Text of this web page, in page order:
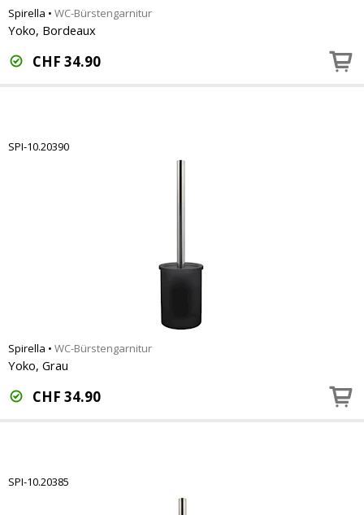
Spirella • WC-Bürstengarnitur
Yoko, Bordeaux
CHF 34.90
SPI-10.20390
Spirella • WC-Bürstengarnitur
Yoko, Grau
CHF 34.90
SPI-10.20385